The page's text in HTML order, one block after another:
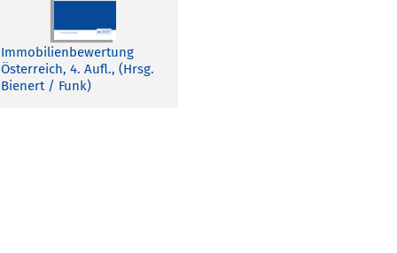
Immobilienbewertung
Österreich, 4. Aufl., (Hrsg.
Bienert / Funk)